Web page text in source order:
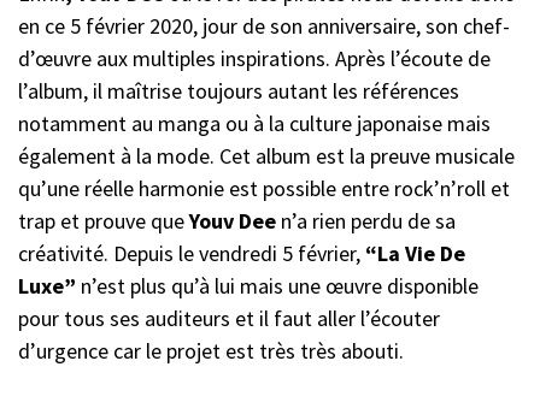
en ce 5 février 2020, jour de son anniversaire, son chef-
d’œuvre aux multiples inspirations. Après l’écoute de
l’album, il maîtrise toujours autant les références
notamment au manga ou à la culture japonaise mais
également à la mode. Cet album est la preuve musicale
qu’une réelle harmonie est possible entre rock’n’roll et
trap et prouve queYouv Dee n’a rien perdu de sa
créativité. Depuis le vendredi 5 février, “La Vie De
Luxe” n’est plus qu’à lui mais une œuvre disponible
pour tous ses auditeurs et il faut aller l’écouter
d’urgence car le projet est très très abouti.